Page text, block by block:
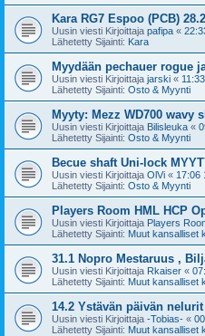
Kara RG7 Espoo (PCB)
Uusin viesti Kirjoittaja pafipa «
Lähetetty Sijainti: Kara
Myydään pechauer rogue
Uusin viesti Kirjoittaja jarski «
Lähetetty Sijainti: Osto & Myynti
Myyty: Mezz WD700 wavy
Uusin viesti Kirjoittaja Bilisleuka «
Lähetetty Sijainti: Osto & Myynti
Becue shaft Uni-lock
Uusin viesti Kirjoittaja OlVi « 17:06
Lähetetty Sijainti: Osto & Myynti
Players Room HML HCP
Uusin viesti Kirjoittaja Players
Lähetetty Sijainti: Muut kansalliset
31.1 Nopro Mestaruus ,
Uusin viesti Kirjoittaja Rkaiser «
Lähetetty Sijainti: Muut kansalliset
14.2 Ystävän päivän
Uusin viesti Kirjoittaja -Tobias- «
Lähetetty Sijainti: Muut kansalliset